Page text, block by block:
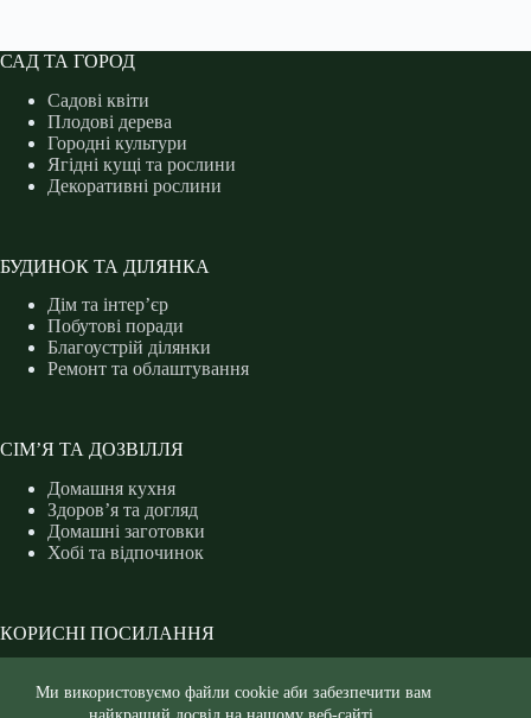
Ми використовуємо файли cookie аби забезпечити вам
САД ТА ГОРОД
Садові квіти
Плодові дерева
Городні культури
Ягідні кущі та рослини
Декоративні рослини
БУДИНОК ТА ДІЛЯНКА
Дім та інтер’єр
Побутові поради
Благоустрій ділянки
Ремонт та облаштування
СІМ’Я ТА ДОЗВІЛЛЯ
Домашня кухня
Здоров’я та догляд
Домашні заготовки
Хобі та відпочинок
КОРИСНІ ПОСИЛАННЯ
Захист рослин